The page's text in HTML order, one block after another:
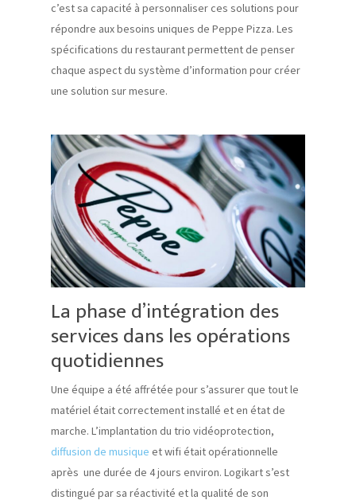
c’est sa capacité à personnaliser ces solutions pour
répondre aux besoins uniques de Peppe Pizza. Les
spécifications du restaurant permettent de penser
chaque aspect du système d’information pour créer
une solution sur mesure.
La phase d’intégration des
services dans les opérations
quotidiennes
Une équipe a été affrétée pour s’assurer que tout le
matériel était correctement installé et en état de
marche. L’implantation du trio vidéoprotection,
diffusion de musique et wifi était opérationnelle
après une durée de 4 jours environ. Logikart s’est
distingué par sa réactivité et la qualité de son